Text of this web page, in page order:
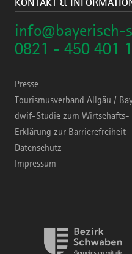
KONTAKT &
info@bayerisch-
0821 - 450 401
Presse
Tourismusverband Allgäu /
dwif-Studie zum Wirtschafts-
Erklärung zur Barrierefreiheit
Datenschutz
Impressum